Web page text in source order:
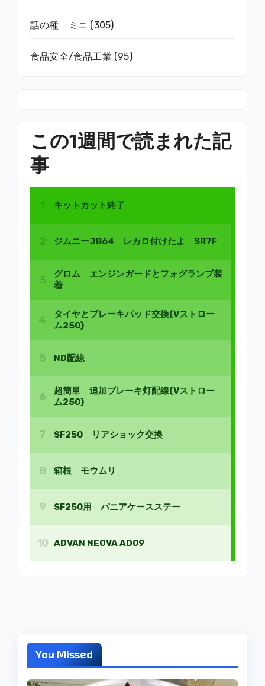
話の種 ミニ (305)
食品安全/食品工業 (95)
この1週間で読まれた記
事
You Missed